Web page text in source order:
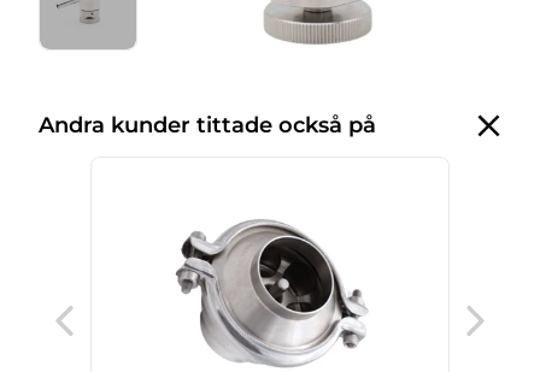
Andra kunder tittade också på